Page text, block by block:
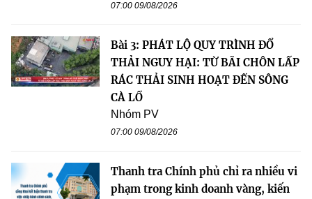
07:00 09/08/2026
Bài 3: PHÁT LỘ QUY TRÌNH ĐỔ
THẢI NGUY HẠI: TỪ BÃI CHÔN LẤP
RÁC THẢI SINH HOẠT ĐẾN SÔNG
CÀ LỒ
Nhóm PV
07:00 09/08/2026
Thanh tra Chính phủ chỉ ra nhiều vi
phạm trong kinh doanh vàng, kiến